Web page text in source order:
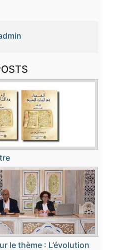
le thème : L’évolution